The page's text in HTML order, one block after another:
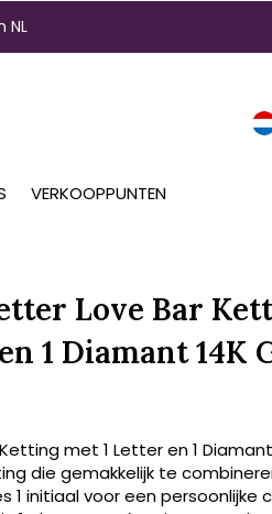
VERKOOPPUNTEN
NL
Love Bar
1 Diamant 14K
met 1 Letter en 1
die gemakkelijk te
1 initiaal voor een persoonlijke